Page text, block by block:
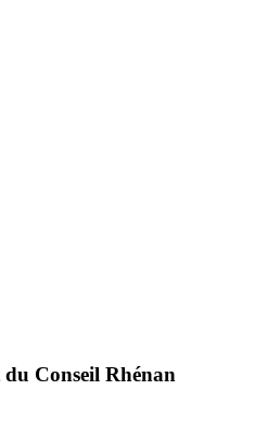
Conseil Rhénan